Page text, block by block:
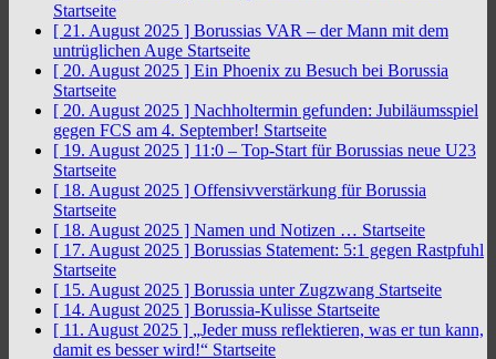
Startseite
[ 21. August 2025 ] Borussias VAR – der Mann mit dem
untrüglichen Auge Startseite
[ 20. August 2025 ] Ein Phoenix zu Besuch bei Borussia
Startseite
[ 20. August 2025 ] Nachholtermin gefunden: Jubiläumsspiel
gegen FCS am 4. September! Startseite
[ 19. August 2025 ] 11:0 – Top-Start für Borussias neue U23
Startseite
[ 18. August 2025 ] Offensivverstärkung für Borussia
Startseite
[ 18. August 2025 ] Namen und Notizen … Startseite
[ 17. August 2025 ] Borussias Statement: 5:1 gegen Rastpfuhl
Startseite
[ 15. August 2025 ] Borussia unter Zugzwang Startseite
[ 14. August 2025 ] Borussia-Kulisse Startseite
[ 11. August 2025 ] „Jeder muss reflektieren, was er tun kann,
damit es besser wird!“ Startseite